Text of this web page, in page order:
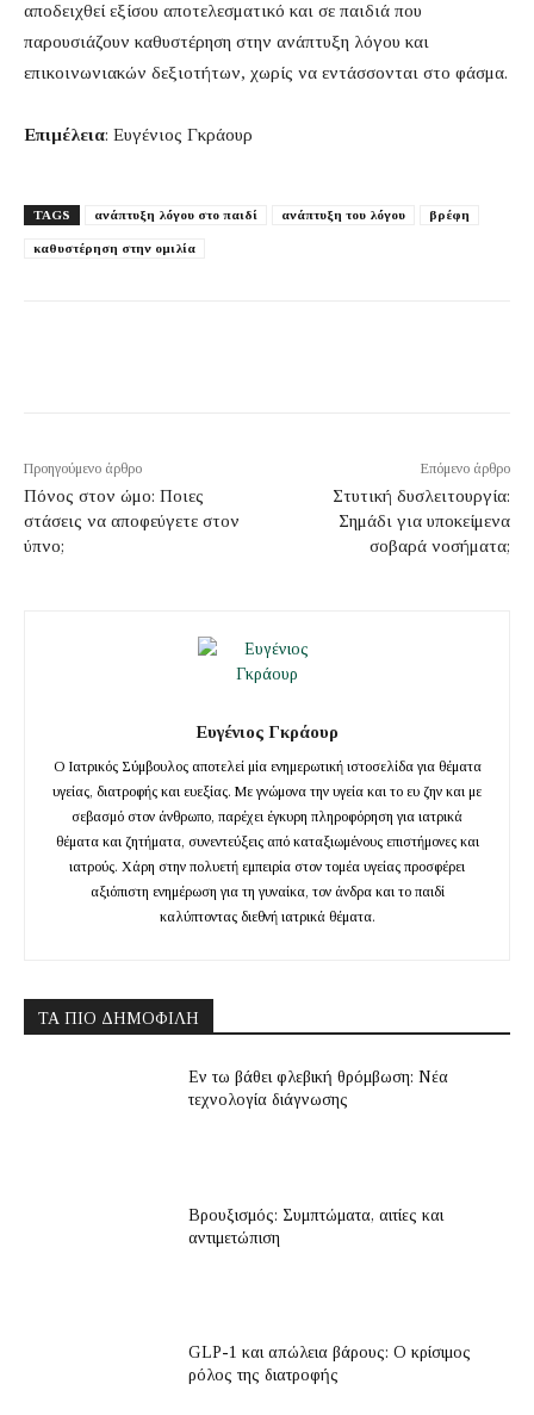
αποδειχθεί εξίσου αποτελεσματικό και σε παιδιά που
παρουσιάζουν καθυστέρηση στην ανάπτυξη λόγου και
επικοινωνιακών δεξιοτήτων, χωρίς να εντάσσονται στο φάσμα.
Επιμέλεια: Ευγένιος Γκράουρ
TAGS ανάπτυξη λόγου στο παιδί ανάπτυξη του λόγου βρέφη
καθυστέρηση στην ομιλία
Προηγούμενο άρθρο
Πόνος στον ώμο: Ποιες
στάσεις να αποφεύγετε στον
ύπνο;
Επόμενο άρθρο
Στυτική δυσλειτουργία:
Σημάδι για υποκείμενα
σοβαρά νοσήματα;
Ευγένιος Γκράουρ
Ο Ιατρικός Σύμβουλος αποτελεί μία ενημερωτική ιστοσελίδα για θέματα
υγείας, διατροφής και ευεξίας. Με γνώμονα την υγεία και το ευ ζην και με
σεβασμό στον άνθρωπο, παρέχει έγκυρη πληροφόρηση για ιατρικά
θέματα και ζητήματα, συνεντεύξεις από καταξιωμένους επιστήμονες και
ιατρούς. Χάρη στην πολυετή εμπειρία στον τομέα υγείας προσφέρει
αξιόπιστη ενημέρωση για τη γυναίκα, τον άνδρα και το παιδί
καλύπτοντας διεθνή ιατρικά θέματα.
ΤΑ ΠΙΟ ΔΗΜΟΦΙΛΉ
Εν τω βάθει φλεβική θρόμβωση: Νέα
τεχνολογία διάγνωσης
Βρουξισμός: Συμπτώματα, αιτίες και
αντιμετώπιση
GLP-1 και απώλεια βάρους: Ο κρίσιμος
ρόλος της διατροφής